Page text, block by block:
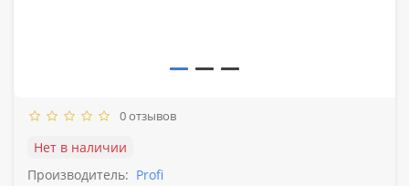
0 отзывов
Нет в наличии
Производитель: Profi